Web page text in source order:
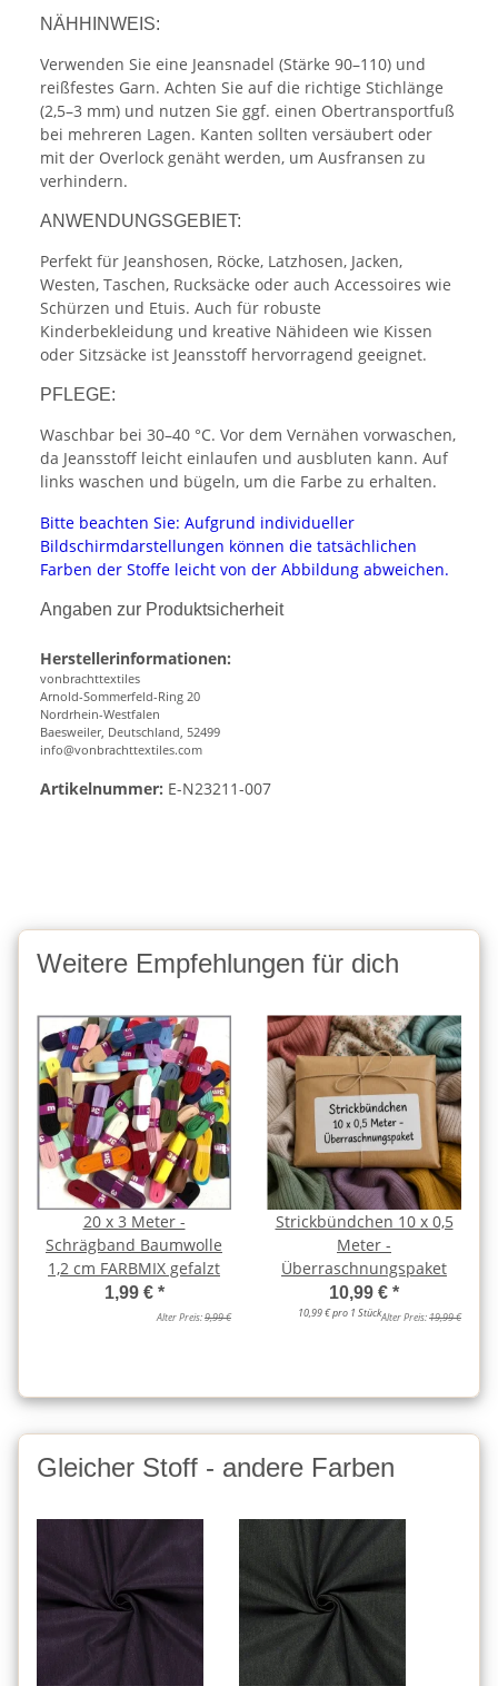
NÄHHINWEIS:
Verwenden Sie eine Jeansnadel (Stärke 90–110) und
reißfestes Garn. Achten Sie auf die richtige Stichlänge
(2,5–3 mm) und nutzen Sie ggf. einen Obertransportfuß
bei mehreren Lagen. Kanten sollten versäubert oder
mit der Overlock genäht werden, um Ausfransen zu
verhindern.
ANWENDUNGSGEBIET:
Perfekt für Jeanshosen, Röcke, Latzhosen, Jacken,
Westen, Taschen, Rucksäcke oder auch Accessoires wie
Schürzen und Etuis. Auch für robuste
Kinderbekleidung und kreative Nähideen wie Kissen
oder Sitzsäcke ist Jeansstoff hervorragend geeignet.
PFLEGE:
Waschbar bei 30–40 °C. Vor dem Vernähen vorwaschen,
da Jeansstoff leicht einlaufen und ausbluten kann. Auf
links waschen und bügeln, um die Farbe zu erhalten.
Bitte beachten Sie: Aufgrund individueller
Bildschirmdarstellungen können die tatsächlichen
Farben der Stoffe leicht von der Abbildung abweichen.
Angaben zur Produktsicherheit
Herstellerinformationen:
vonbrachttextiles
Arnold-Sommerfeld-Ring 20
Nordrhein-Westfalen
Baesweiler, Deutschland, 52499
info@vonbrachttextiles.com
Artikelnummer: E-N23211-007
Weitere Empfehlungen für dich
20 x 3 Meter -
Schrägband Baumwolle
1,2 cm FARBMIX gefalzt
1,99 € *
Alter Preis:9,99 €
Strickbündchen 10 x 0,5
Meter -
Überraschnungspaket
10,99 € *
10,99 € pro 1 StückAlter Preis:19,99 €
Gleicher Stoff - andere Farben